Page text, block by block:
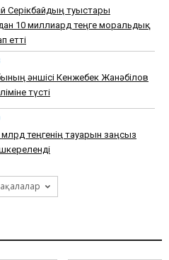
Серікбайдың туыстары
10 миллиард теңге моральдық
етті
әншісі Кенжебек Жанәбілов
түсті
теңгенің тауарын заңсыз